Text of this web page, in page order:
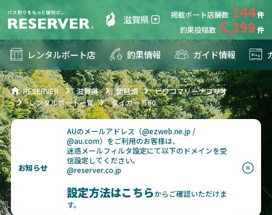
滋賀県 掲載ボート店舗数 144
釣果投稿数 5,399
レンタルボート店 釣果情報 ガイド情報
RESERVER 滋賀県 琵琶湖
ビワコマリーナフリオ
レンタルボート一覧
タイガーⅢ60
お知らせ
AUのメールアドレス（@ezweb.ne.jp /
@au.com）をご利用のお客様は、
迷惑メールフィルタ設定にて以下のドメインを受
信設定してください。
@reserver.co.jp
設定方法はこちらからご確認いただけま
す。